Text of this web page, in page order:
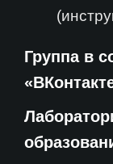
Группа в